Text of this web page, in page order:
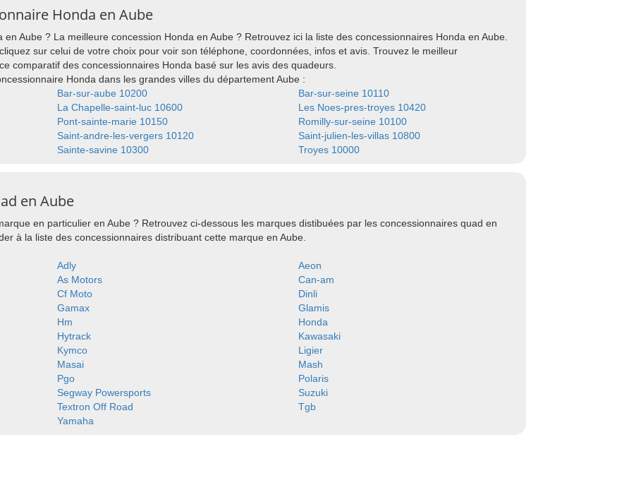
Honda en Aube
Aube ? La meilleure concession Honda en Aube ? Retrouvez ici la liste des concessionnaires Honda en Aube.
sur celui de votre choix pour voir son téléphone, coordonnées, infos et avis. Trouvez le meilleur
comparatif des concessionnaires Honda basé sur les avis des quadeurs.
Honda dans les grandes villes du département Aube :
Bar-sur-aube 10200
Bar-sur-seine 10110
La Chapelle-saint-luc 10600
Les Noes-pres-troyes 10420
Pont-sainte-marie 10150
Romilly-sur-seine 10100
Saint-andre-les-vergers 10120
Saint-julien-les-villas 10800
Sainte-savine 10300 Troyes 10000
en Aube
en particulier en Aube ? Retrouvez ci-dessous les marques distibuées par les concessionnaires quad en
à la liste des concessionnaires distribuant cette marque en Aube.
Adly
Aeon
As Motors
Can-am
Cf Moto
Dinli
Gamax
Glamis
Hm
Honda
Hytrack
Kawasaki
Kymco
Ligier
Masai
Mash
Pgo
Polaris
Segway Powersports
Suzuki
Textron Off Road
Tgb
Yamaha